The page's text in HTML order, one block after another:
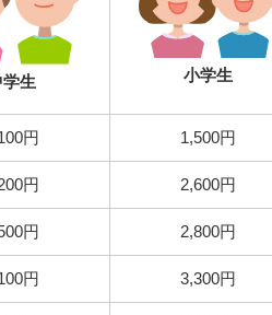
生 小学生
円 1,500円
円 2,600円
円 2,800円
円 3,300円